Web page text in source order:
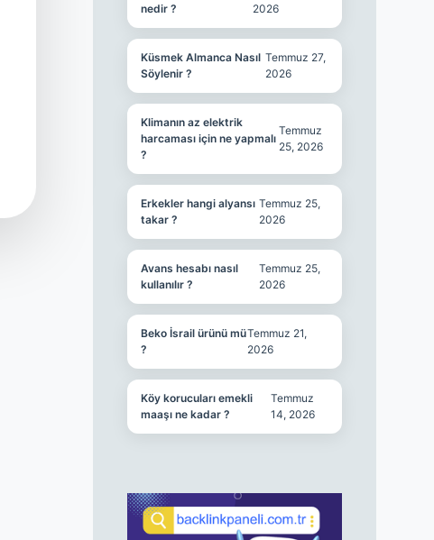
nedir ?
2026
Küsmek Almanca Nasıl
Söylenir ?
Temmuz 27,
2026
Klimanın az elektrik
harcaması için ne yapmalı
?
Temmuz
25, 2026
Erkekler hangi alyansı
takar ?
Temmuz 25,
2026
Avans hesabı nasıl
kullanılır ?
Temmuz 25,
2026
Beko İsrail ürünü mü
?
Temmuz 21,
2026
Köy korucuları emekli
maaşı ne kadar ?
Temmuz
14, 2026